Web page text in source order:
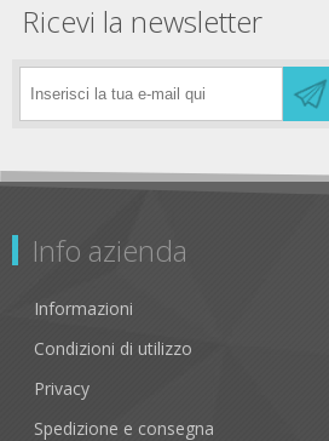
Ricevi la newsletter
Info azienda
Informazioni
Condizioni di utilizzo
Privacy
Spedizione e consegna